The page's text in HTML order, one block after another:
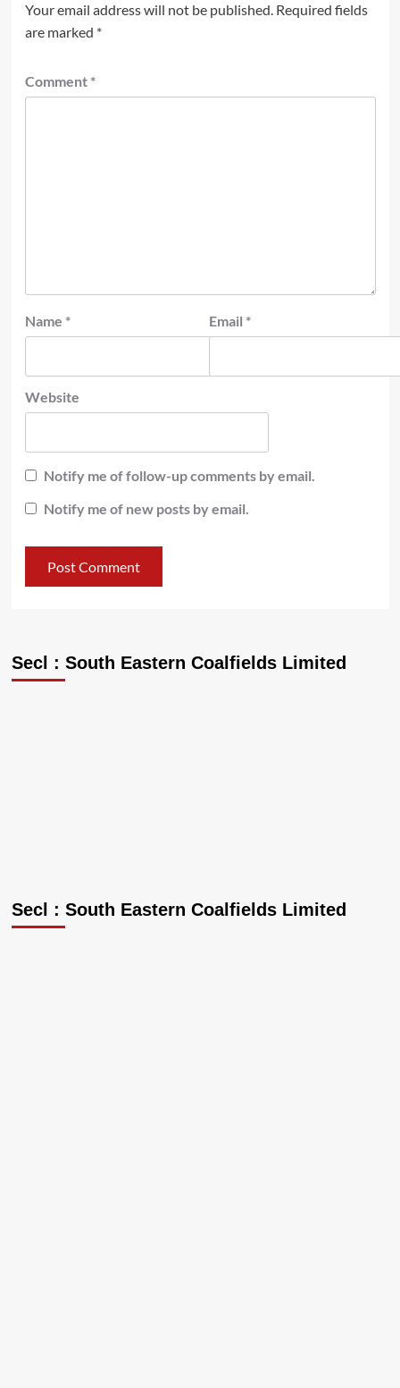
Your email address will not be published. Required fields
are marked *
Comment *
Name * Email *
Website
Notify me of follow-up comments by email.
Notify me of new posts by email.
Secl : South Eastern Coalfields Limited
Secl : South Eastern Coalfields Limited